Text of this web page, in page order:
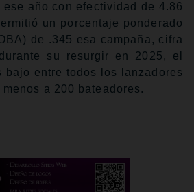
ese año con efectividad de 4.86
un porcentaje ponderado
de .345 esa campaña, cifra
su resurgir en 2025, el
bajo entre todos los lanzadores
a 200 bateadores.